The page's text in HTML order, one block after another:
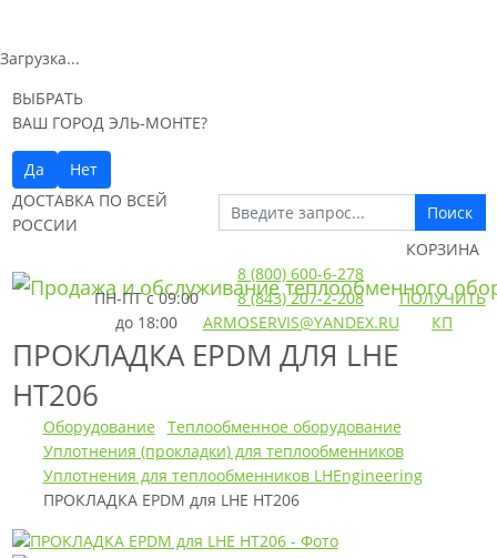
Загрузка...
ВЫБРАТЬ
ВАШ ГОРОД ЭЛЬ-МОНТЕ?
Да
Нет
ДОСТАВКА ПО ВСЕЙ
РОССИИ
Поиск
ПН-ПТс 09:00
до 18:00
8 (800) 600-6-278
8 (843) 207-2-208
ARMOSERVIS@YANDEX.RU
КОРЗИНА
ПОЛУЧИТЬ
КП
ПРОКЛАДКА EPDM ДЛЯ LHE
HT206
Оборудование
Теплообменное оборудование
Уплотнения (прокладки) для теплообменников
Уплотнения для теплообменников LHEngineering
ПРОКЛАДКА EPDM для LHE HT206